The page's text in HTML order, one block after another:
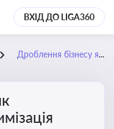
ВХІД ДО LIGA360
Дроблення бізнесу як недобросовісна оптимізація оподаткування